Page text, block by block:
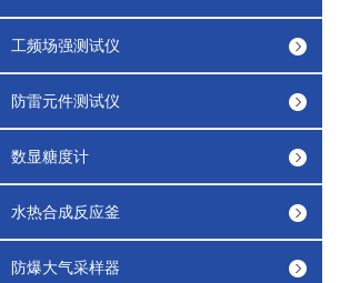
工频场强测试仪
防雷元件测试仪
数显糖度计
水热合成反应釜
防爆大气采样器